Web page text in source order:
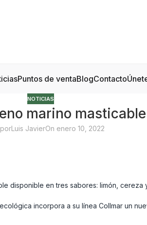
Puntos de ventaBlogContacto
NOTICIAS
marino
Luis JavierOn enero 10, 2022
disponible en tres sabores: limón, cereza
incorpora a su línea Collmar un